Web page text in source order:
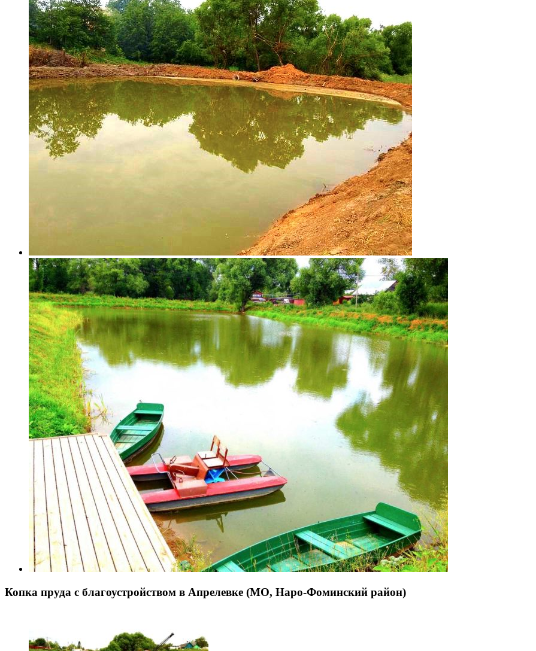
Копка пруда с благоустройством в Апрелевке (МО, Наро-Фоминский район)